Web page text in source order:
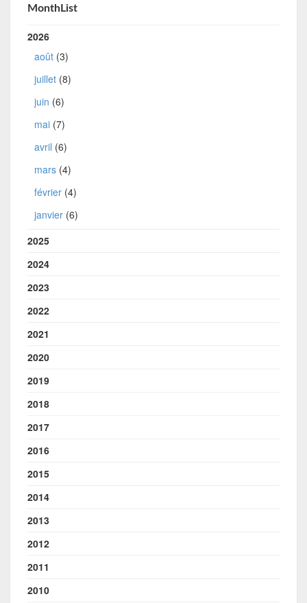
MonthList
2026
août (3)
juillet (8)
juin (6)
mai (7)
avril (6)
mars (4)
février (4)
janvier (6)
2025
2024
2023
2022
2021
2020
2019
2018
2017
2016
2015
2014
2013
2012
2011
2010